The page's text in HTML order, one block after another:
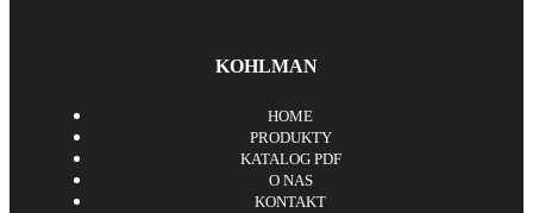
KOHLMAN
HOME
PRODUKTY
KATALOG PDF
O NAS
KONTAKT